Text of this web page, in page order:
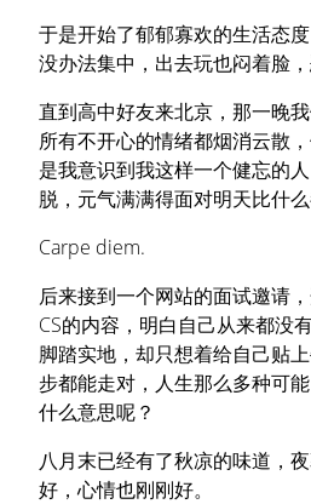
于是开始了郁郁寡欢的生活态
没办法集中，出去玩也闷着脸，
直到高中好友来北京，那一晚
所有不开心的情绪都烟消云散
是我意识到我这样一个健忘的
脱，元气满满得面对明天比什么
Carpe diem.
后来接到一个网站的面试邀请
CS的内容，明白自己从来都没
脚踏实地，却只想着给自己贴
步都能走对，人生那么多种可
什么意思呢？
八月末已经有了秋凉的味道，
好，心情也刚刚好。